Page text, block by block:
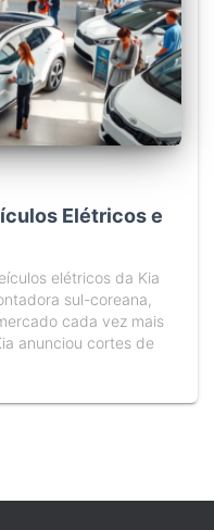
Elétricos e
elétricos da Kia
sul-coreana,
cada vez mais
anunciou cortes de